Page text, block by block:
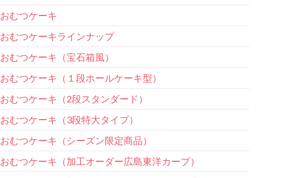
おむつケーキ
おむつケーキラインナップ
おむつケーキ（宝石箱風）
おむつケーキ（１段ホールケーキ型）
おむつケーキ（2段スタンダード）
おむつケーキ（3段特大タイプ）
おむつケーキ（シーズン限定商品）
おむつケーキ（加工オーダー広島東洋カープ）